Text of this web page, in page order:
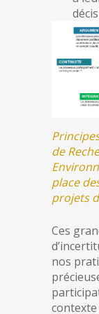
de
place
projets
Ces
nos
contexte